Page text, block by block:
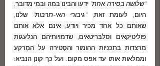
"שלושה בסירה אחת"
היום, לעומת זאת, "גיבורי האי-תרבות"
וממלאות אותו עד אפס מקום. ועל כך קונן הנביא: